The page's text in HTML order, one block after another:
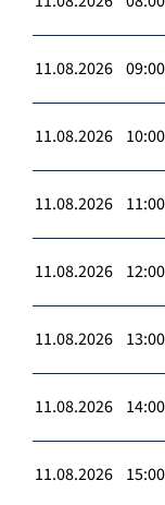
11.08.2026
11.08.2026
11.08.2026
11.08.2026
11.08.2026
11.08.2026
11.08.2026